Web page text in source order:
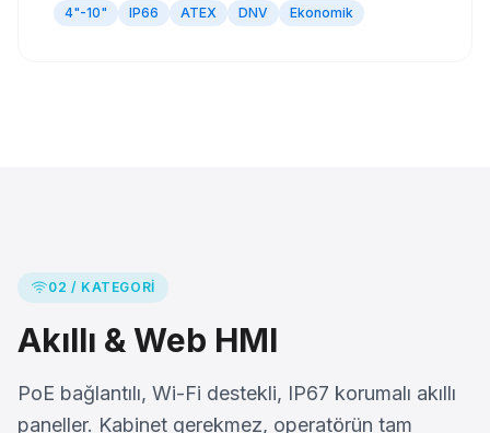
4"-10" IP66 ATEX DNV Ekonomik
02 / KATEGORI
Akıllı & Web HMI
PoE bağlantılı, Wi-Fi destekli, IP67 korumalı akıllı
paneller. Kabinet gerekmez, operatörün tam